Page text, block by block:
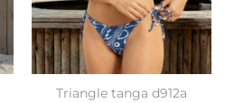
Triangle tanga d912a